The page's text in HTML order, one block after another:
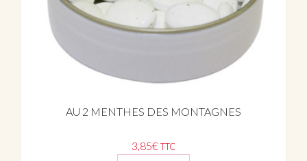
AU 2 MENTHES DES MONTAGNES
3,85€TTC